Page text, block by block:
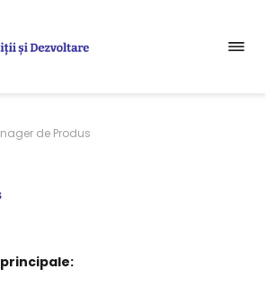
de Produs